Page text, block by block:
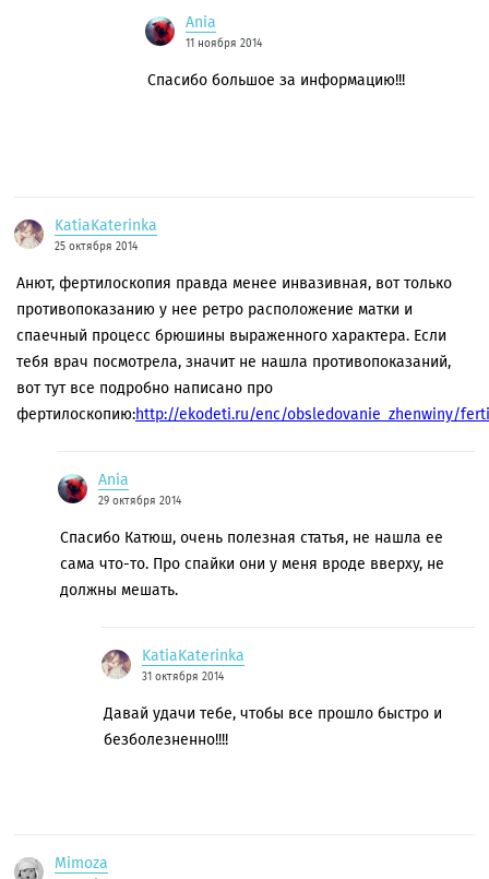
Ania
11 ноября 2014
Спасибо большое за информацию!!!
KatiaKaterinka
25 октября 2014
Анют, фертилоскопия правда менее инвазивная, вот только
противопоказанию у нее ретро расположение матки и
спаечный процесс брюшины выраженного характера. Если
тебя врач посмотрела, значит не нашла противопоказаний,
вот тут все подробно написано про
фертилоскопию:http://ekodeti.ru/enc/obsledovanie_zhenwiny/
Ania
29 октября 2014
Спасибо Катюш, очень полезная статья, не нашла ее
сама что-то. Про спайки они у меня вроде вверху, не
должны мешать.
KatiaKaterinka
31 октября 2014
Давай удачи тебе, чтобы все прошло быстро и
безболезненно!!!!
Mimoza